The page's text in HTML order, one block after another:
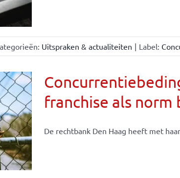
Uitspraken & actualiteiten | Label:
franchise als
De rechtbank Den Haag heeft met